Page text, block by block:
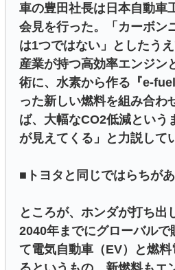
車の豊田社長は日本自動車
会見を行った。「カーボン
は1つではない」としたう
産業が持つ高効率エンジン
術に、水素から作る『e-
った新しい燃料を組み合わ
ば、大幅なCO2低減という
が見えてくる」と力説して
■トヨタと同じではらちが
ところが、ホンダが打ち出
2040年までにグローバル
て電気自動車（EV）と燃